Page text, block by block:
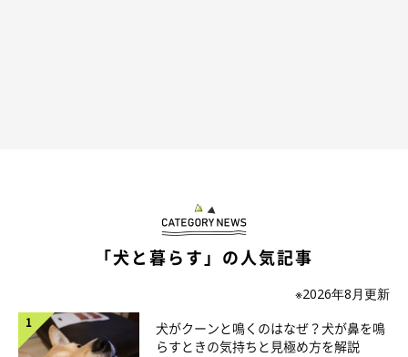
お迎えしたころによく見られた
「お迎えしてすぐのころは、トイレの上で寝ていることが
ほとんどでした。トイレのほうが、私たちがいるところと
近かったからかな？」
「犬と暮らす」の人気記事
※2026年8月更新
犬がクーンと鳴くのはなぜ？犬が鼻を鳴
らすときの気持ちと見極め方を解説